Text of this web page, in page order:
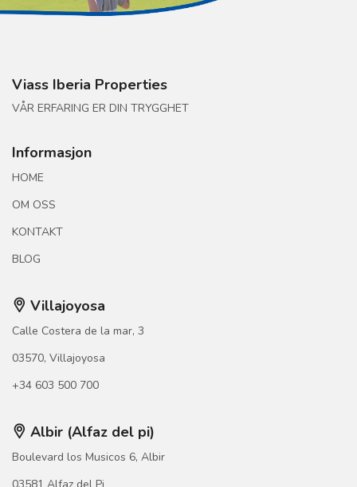
Viass Iberia Properties
VÅR ERFARING ER DIN TRYGGHET
Informasjon
HOME
OM OSS
KONTAKT
BLOG
Villajoyosa
Calle Costera de la mar, 3
03570, Villajoyosa
+34 603 500 700
Albir (Alfaz del pi)
Boulevard los Musicos 6, Albir